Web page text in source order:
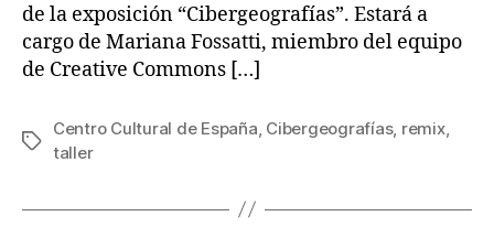
Centro
Cultural
de la exposición “Cibergeografías”. Estará a
cargo de Mariana Fossatti, miembro del equipo
de Creative Commons […]
Etiquetas
Centro Cultural de España, Cibergeografías, remix,
taller